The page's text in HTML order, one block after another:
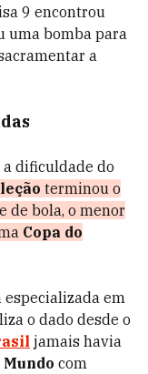
9 encontrou
uma bomba para
a
a dificuldade do
terminou o
de bola, o menor
Copa do
especializada em
o dado desde o
jamais havia
Mundo com